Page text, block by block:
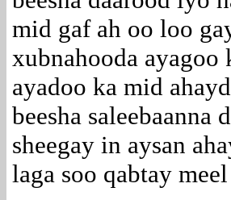
mid gaf ah oo loo
xubnahooda ayagoo
ayadoo ka mid
beesha
sheegay in aysan
laga soo qabtay